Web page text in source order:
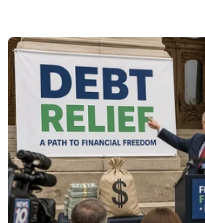
trình giao lưu biểu diễn
thống Việt Nam-Nhật Bản.
Đoàn Nhật Bản đã giới
mục Sambaso-biểu diễn
diễn của cha con nghệ sỹ
Ogasawara Hiroaki.
[Chiêm ngưỡng các tác